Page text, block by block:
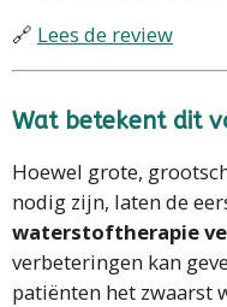
🔗 Lees de review
Wat betekent dit
Hoewel grote,
nodig zijn, laten de
waterstoftherapie
verbeteringen kan
patiënten het zwaarst